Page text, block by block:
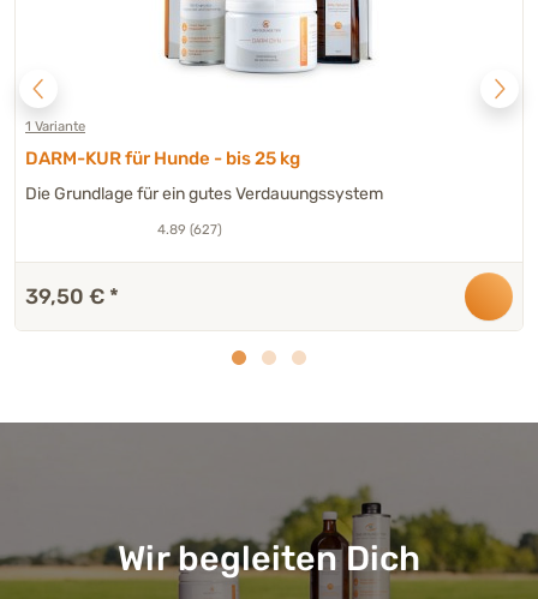
1 Variante
DARM-KUR für Hunde - bis 25 kg
Die Grundlage für ein gutes Verdauungssystem
4.89 (627)
39,50 € *
Wir begleiten Dich